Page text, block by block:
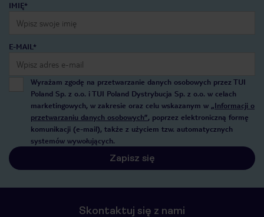
IMIĘ*
E-MAIL*
Wyrażam zgodę na przetwarzanie danych osobowych przez TUI
Poland Sp. z o.o. i TUI Poland Dystrybucja Sp. z o.o. w celach
marketingowych, w zakresie oraz celu wskazanym w „Informacji o
przetwarzaniu danych osobowych”, poprzez elektroniczną formę
komunikacji (e-mail), także z użyciem tzw. automatycznych
systemów wywołujących.
Zapisz się
Skontaktuj się z nami